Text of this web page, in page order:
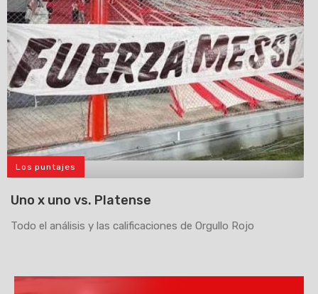
Los puntajes
Uno x uno vs. Platense
Todo el análisis y las calificaciones de Orgullo Rojo